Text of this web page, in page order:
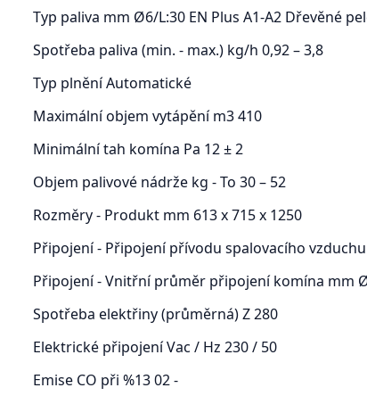
Typ paliva mm Ø6/L:30 EN Plus A1-A2 Dřevěné
Spotřeba paliva (min. - max.) kg/h 0,92 – 3,8
Typ plnění Automatické
Maximální objem vytápění m3 410
Minimální tah komína Pa 12 ± 2
Objem palivové nádrže kg - To 30 – 52
Rozměry - Produkt mm 613 x 715 x 1250
Připojení - Připojení přívodu spalovacího
Připojení - Vnitřní průměr připojení komína mm
Spotřeba elektřiny (průměrná) Z 280
Elektrické připojení Vac / Hz 230 / 50
Emise CO při %13 02 -